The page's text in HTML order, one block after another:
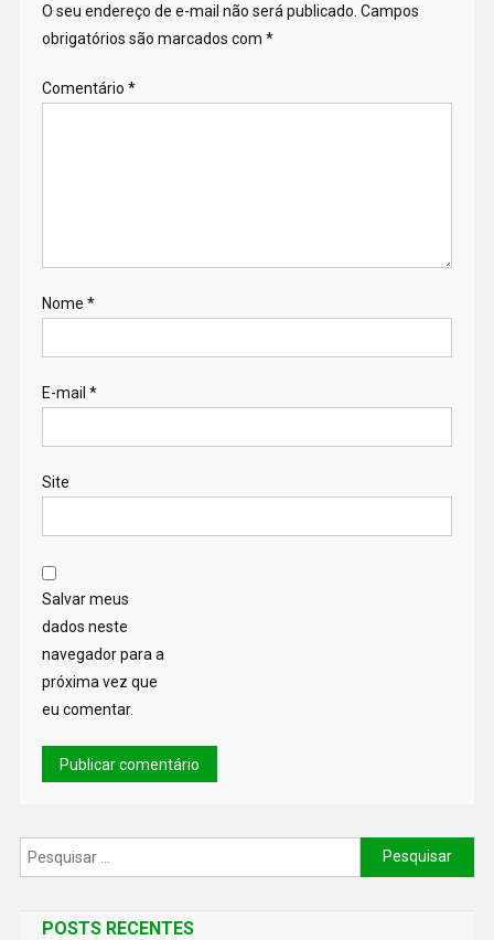
O seu endereço de e-mail não será publicado. Campos
obrigatórios são marcados com *
Comentário *
Nome *
E-mail *
Site
Salvar meus
dados neste
navegador para a
próxima vez que
eu comentar.
POSTS RECENTES